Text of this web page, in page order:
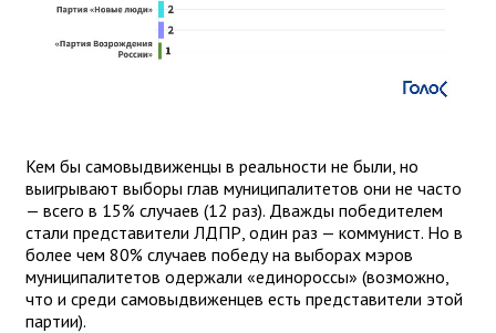
Кем бы самовыдвиженцы в реальности не были, но
выигрывают выборы глав муниципалитетов они не часто
— всего в 15% случаев (12 раз). Дважды победителем
стали представители ЛДПР, один раз — коммунист. Но в
более чем 80% случаев победу на выборах мэров
муниципалитетов одержали «единороссы» (возможно,
что и среди самовыдвиженцев есть представители этой
партии).